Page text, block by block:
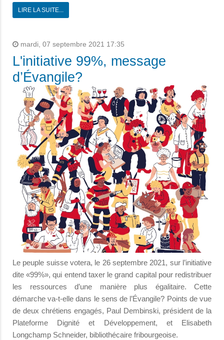
LIRE LA SUITE...
mardi, 07 septembre 2021 17:35
L'initiative 99%, message
d’Évangile?
Le peuple suisse votera, le 26 septembre 2021, sur l’initiative
dite «99%», qui entend taxer le grand capital pour redistribuer
les ressources d’une manière plus égalitaire. Cette
démarche va-t-elle dans le sens de l’Évangile? Points de vue
de deux chrétiens engagés, Paul Dembinski, président de la
Plateforme Dignité et Développement, et Elisabeth
Longchamp Schneider, bibliothécaire fribourgeoise.